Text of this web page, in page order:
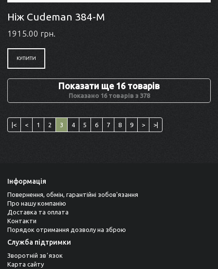
Ніж Cudeman 384-M
1915.00 грн.
КУПИТИ
Показати ще 16 товарів
Показано 16 товарів з 378
|< < 1 2 3 4 5 6 7 8 9 > >|
Інформація
Повернення, обмін, гарантійні зобов'язання
Про нашу компанію
Доставка та оплата
Контакти
Порядок отримання дозволу на зброю
Служба підтримки
Зворотній звʼязок
Карта сайту